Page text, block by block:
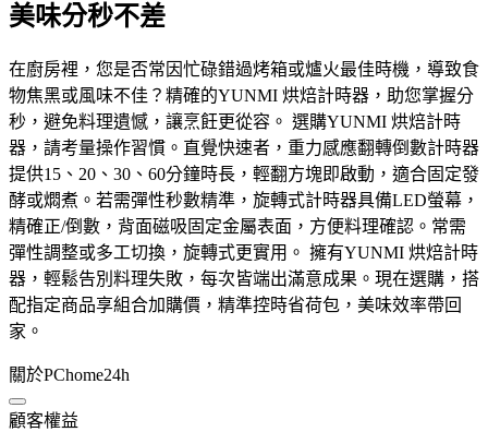
美味分秒不差
在廚房裡，您是否常因忙碌錯過烤箱或爐火最佳時機，導致食
物焦黑或風味不佳？精確的YUNMI 烘焙計時器，助您掌握分
秒，避免料理遺憾，讓烹飪更從容。 選購YUNMI 烘焙計時
器，請考量操作習慣。直覺快速者，重力感應翻轉倒數計時器
提供15、20、30、60分鐘時長，輕翻方塊即啟動，適合固定發
酵或燜煮。若需彈性秒數精準，旋轉式計時器具備LED螢幕，
精確正/倒數，背面磁吸固定金屬表面，方便料理確認。常需
彈性調整或多工切換，旋轉式更實用。 擁有YUNMI 烘焙計時
器，輕鬆告別料理失敗，每次皆端出滿意成果。現在選購，搭
配指定商品享組合加購價，精準控時省荷包，美味效率帶回
家。
關於PChome24h
顧客權益